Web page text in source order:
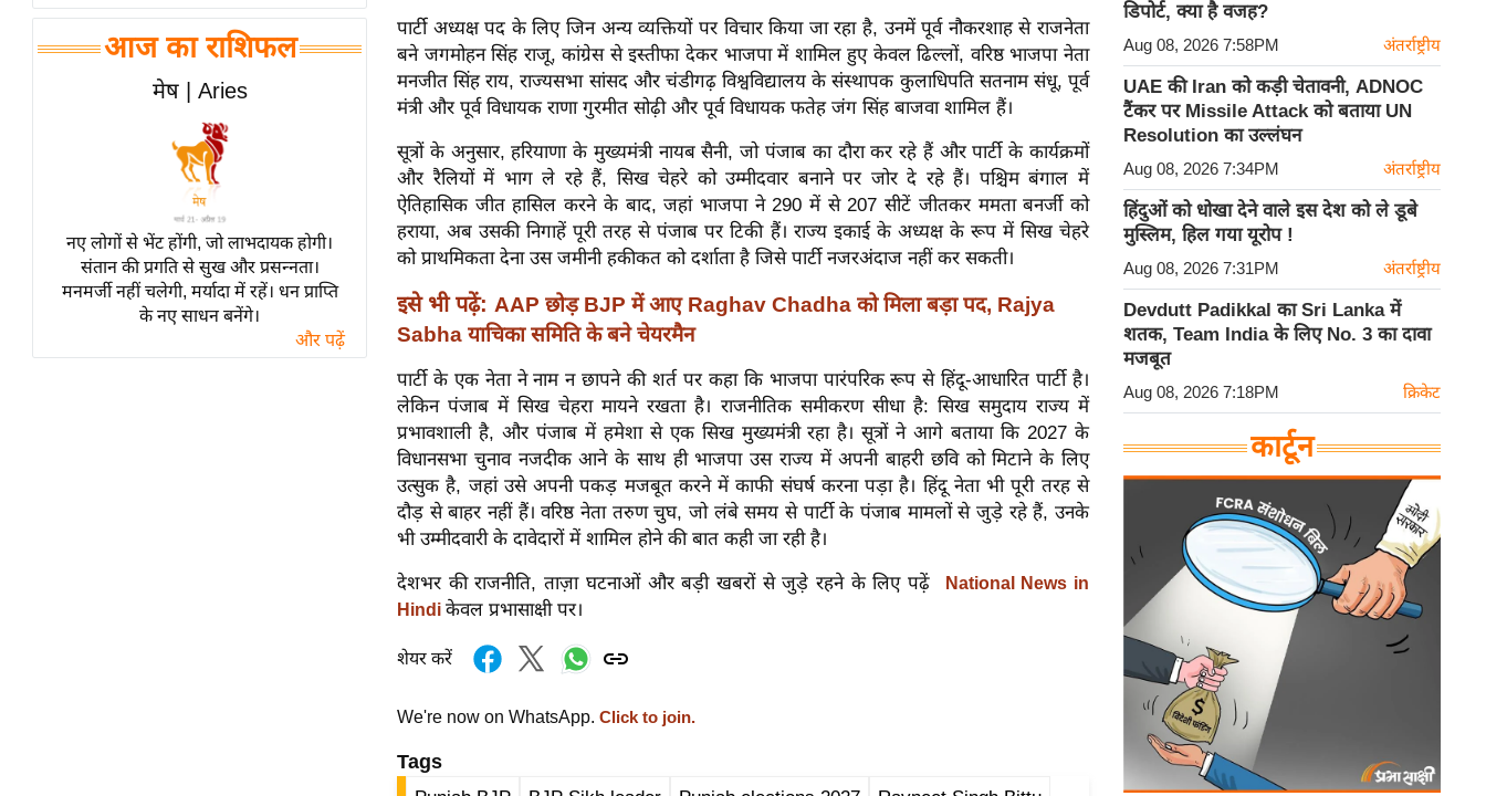
चाय पर
समीक्षा
व्रत
त्योहार
राशिफल
विशेष
आज का राशिफल
मेष | Aries
नए लोगों से भेंट होंगी, जो लाभदायक होगी।
संतान की प्रगति से सुख और प्रसन्नता।
मनमर्जी नहीं चलेगी, मर्यादा में रहें। धन प्राप्ति
के नए साधन बनेंगे।
और पढ़ें
पार्टी अध्यक्ष पद के लिए जिन अन्य व्यक्तियों पर विचार किया जा रहा है, उनमें पूर्व नौकरशाह से राजनेता
बने जगमोहन सिंह राजू, कांग्रेस से इस्तीफा देकर भाजपा में शामिल हुए केवल ढिल्लों, वरिष्ठ भाजपा नेता
मनजीत सिंह राय, राज्यसभा सांसद और चंडीगढ़ विश्वविद्यालय के संस्थापक कुलाधिपति सतनाम संधू, पूर्व
मंत्री और पूर्व विधायक राणा गुरमीत सोढ़ी और पूर्व विधायक फतेह जंग सिंह बाजवा शामिल हैं।
सूत्रों के अनुसार, हरियाणा के मुख्यमंत्री नायब सैनी, जो पंजाब का दौरा कर रहे हैं और पार्टी के कार्यक्रमों
और रैलियों में भाग ले रहे हैं, सिख चेहरे को उम्मीदवार बनाने पर जोर दे रहे हैं। पश्चिम बंगाल में
ऐतिहासिक जीत हासिल करने के बाद, जहां भाजपा ने 290 में से 207 सीटें जीतकर ममता बनर्जी को
हराया, अब उसकी निगाहें पूरी तरह से पंजाब पर टिकी हैं। राज्य इकाई के अध्यक्ष के रूप में सिख चेहरे
को प्राथमिकता देना उस जमीनी हकीकत को दर्शाता है जिसे पार्टी नजरअंदाज नहीं कर सकती।
इसे भी पढ़ें: AAP छोड़ BJP में आए Raghav Chadha को मिला बड़ा पद, Rajya
Sabha याचिका समिति के बने चेयरमैन
पार्टी के एक नेता ने नाम न छापने की शर्त पर कहा कि भाजपा पारंपरिक रूप से हिंदू-आधारित पार्टी है।
लेकिन पंजाब में सिख चेहरा मायने रखता है। राजनीतिक समीकरण सीधा है: सिख समुदाय राज्य में
प्रभावशाली है, और पंजाब में हमेशा से एक सिख मुख्यमंत्री रहा है। सूत्रों ने आगे बताया कि 2027 के
विधानसभा चुनाव नजदीक आने के साथ ही भाजपा उस राज्य में अपनी बाहरी छवि को मिटाने के लिए
उत्सुक है, जहां उसे अपनी पकड़ मजबूत करने में काफी संघर्ष करना पड़ा है। हिंदू नेता भी पूरी तरह से
दौड़ से बाहर नहीं हैं। वरिष्ठ नेता तरुण चुघ, जो लंबे समय से पार्टी के पंजाब मामलों से जुड़े रहे हैं, उनके
भी उम्मीदवारी के दावेदारों में शामिल होने की बात कही जा रही है।
देशभर की राजनीति, ताज़ा घटनाओं और बड़ी खबरों से जुड़े रहने के लिए पढ़ें
National News in
Hindi केवल प्रभासाक्षी पर।
शेयर करें
We're now on WhatsApp. Click to join.
Tags
डिपोर्ट, क्या है वजह?
Aug 08, 2026 7:58PM अंतर्राष्ट्रीय
UAE की Iran को कड़ी चेतावनी, ADNOC
टैंकर पर Missile Attack को बताया UN
Resolution का उल्लंघन
Aug 08, 2026 7:34PM अंतर्राष्ट्रीय
हिंदुओं को धोखा देने वाले इस देश को ले डूबे
मुस्लिम, हिल गया यूरोप !
Aug 08, 2026 7:31PM अंतर्राष्ट्रीय
Devdutt Padikkal का Sri Lanka में
शतक, Team India के लिए No. 3 का दावा
मजबूत
Aug 08, 2026 7:18PM क्रिकेट
कार्टून